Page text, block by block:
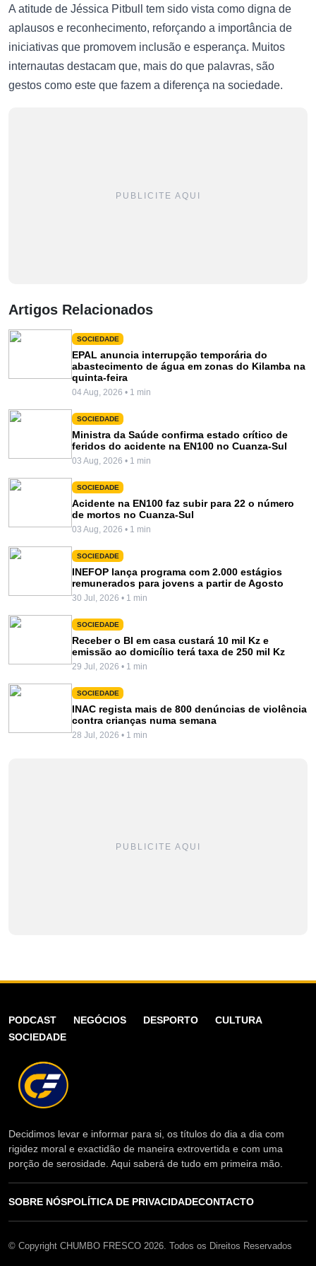
A atitude de Jéssica Pitbull tem sido vista como digna de
aplausos e reconhecimento, reforçando a importância de
iniciativas que promovem inclusão e esperança. Muitos
internautas destacam que, mais do que palavras, são
gestos como este que fazem a diferença na sociedade.
PUBLICITE AQUI
Artigos Relacionados
SOCIEDADE
EPAL anuncia interrupção temporária do
abastecimento de água em zonas do Kilamba na
quinta-feira
04 Aug, 2026 • 1 min
SOCIEDADE
Ministra da Saúde confirma estado crítico de
feridos do acidente na EN100 no Cuanza-Sul
03 Aug, 2026 • 1 min
SOCIEDADE
Acidente na EN100 faz subir para 22 o número
de mortos no Cuanza-Sul
03 Aug, 2026 • 1 min
SOCIEDADE
INEFOP lança programa com 2.000 estágios
remunerados para jovens a partir de Agosto
30 Jul, 2026 • 1 min
SOCIEDADE
Receber o BI em casa custará 10 mil Kz e
emissão ao domicílio terá taxa de 250 mil Kz
29 Jul, 2026 • 1 min
SOCIEDADE
INAC regista mais de 800 denúncias de violência
contra crianças numa semana
28 Jul, 2026 • 1 min
PUBLICITE AQUI
PODCAST NEGÓCIOS DESPORTO
CULTURA
SOCIEDADE
Decidimos levar e informar para si, os títulos do dia a dia com
rigidez moral e exactidão de maneira extrovertida e com uma
porção de serosidade. Aqui saberá de tudo em primeira mão.
SOBRE NÓSPOLÍTICA DE PRIVACIDADECONTACTO
© Copyright CHUMBO FRESCO 2026. Todos os Direitos Reservados